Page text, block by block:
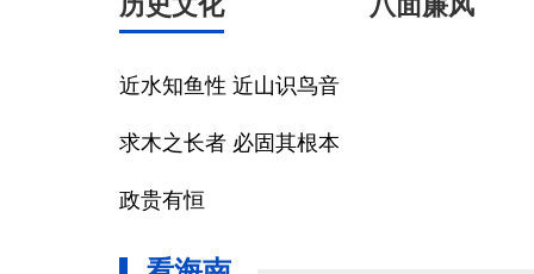
近水知鱼性 近山识鸟音
求木之长者 必固其根本
政贵有恒